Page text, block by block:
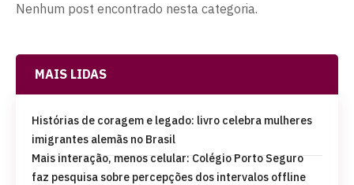
Nenhum post encontrado nesta categoria.
MAIS LIDAS
Histórias de coragem e legado: livro celebra mulheres
imigrantes alemãs no Brasil
Mais interação, menos celular: Colégio Porto Seguro
faz pesquisa sobre percepções dos intervalos offline